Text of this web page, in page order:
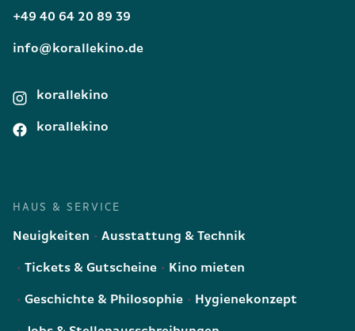
+49 40 64 20 89 39
info@korallekino.de
korallekino
korallekino
HAUS & SERVICE
Neuigkeiten Ausstattung & Technik
Tickets & Gutscheine Kino mieten
Geschichte & Philosophie Hygienekonzept